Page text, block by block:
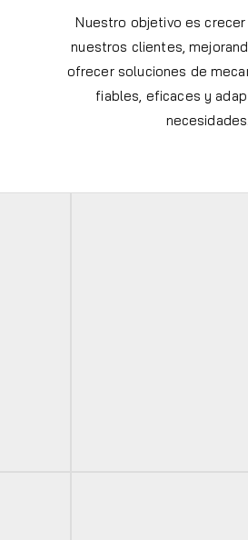
Nuestro objetivo es
nuestros clientes,
ofrecer soluciones de
fiables, eficaces y
necesidades.